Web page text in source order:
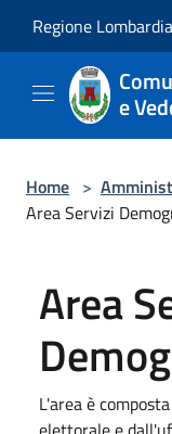
Regione Lombardia
e
Home >
Area Servizi
Area
L'area è